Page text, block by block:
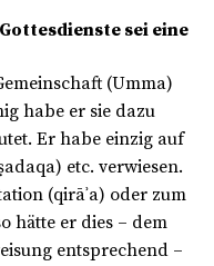
sei eine
habe er sie dazu
Er habe einzig auf
etc. verwiesen.
(qirāʾa) oder zum
hätte er dies – dem
entsprechend –